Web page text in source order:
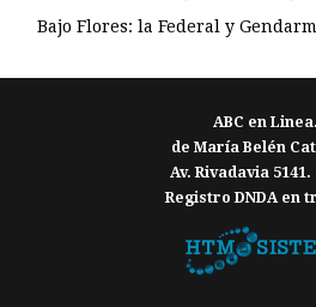
Bajo Flores: la Federal y
ABC en Linea.
de María Belén
Av. Rivadavia 5141.
Registro DNDA en